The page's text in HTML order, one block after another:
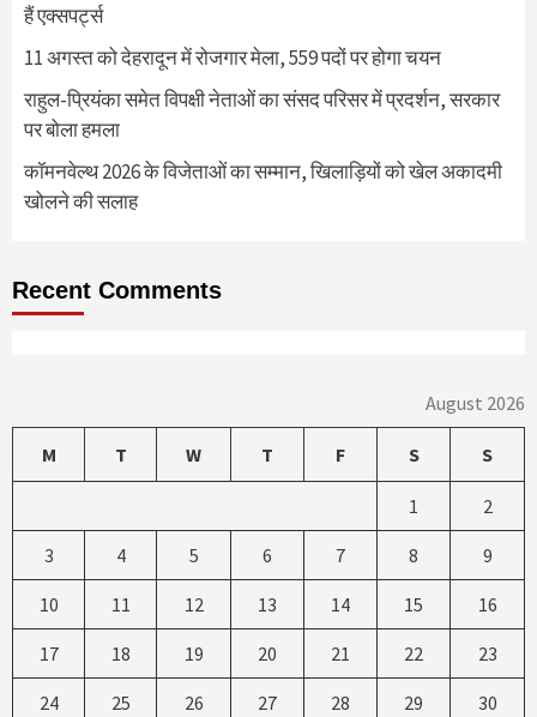
हैं एक्सपर्ट्स
11 अगस्त को देहरादून में रोजगार मेला, 559 पदों पर होगा चयन
राहुल-प्रियंका समेत विपक्षी नेताओं का संसद परिसर में प्रदर्शन, सरकार
पर बोला हमला
कॉमनवेल्थ 2026 के विजेताओं का सम्मान, खिलाड़ियों को खेल अकादमी
खोलने की सलाह
Recent Comments
August 2026
M T W T F S S
1 2
3 4 5 6 7 8 9
10 11 12 13 14 15 16
17 18 19 20 21 22 23
24 25 26 27 28 29 30